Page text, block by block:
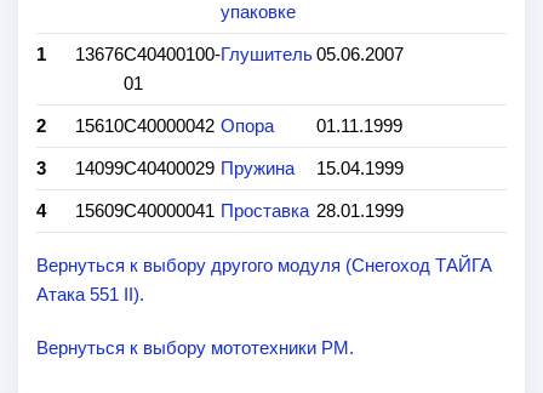
упаковке
1 13676C40400100-
01
Глушитель05.06.2007
2 15610C40000042 Опора 01.11.1999
3 14099C40400029 Пружина 15.04.1999
4 15609C40000041 Проставка 28.01.1999
Вернуться к выбору другого модуля (Снегоход ТАЙГА
Атака 551 II).
Вернуться к выбору мототехники РМ.